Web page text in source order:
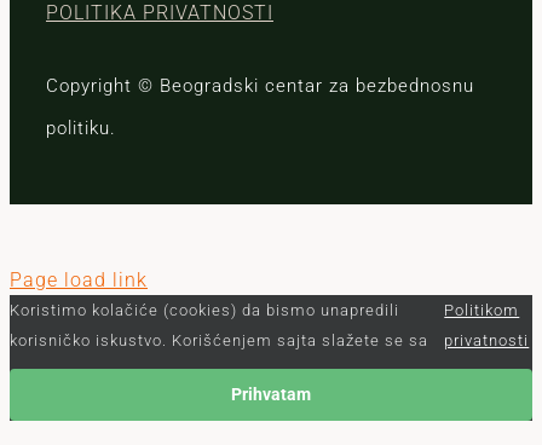
POLITIKA PRIVATNOSTI
Copyright © Beogradski centar za bezbednosnu
politiku.
Page load link
Koristimo kolačiće (cookies) da bismo unapredili
korisničko iskustvo. Korišćenjem sajta slažete se sa
Politikom
privatnosti
Prihvatam